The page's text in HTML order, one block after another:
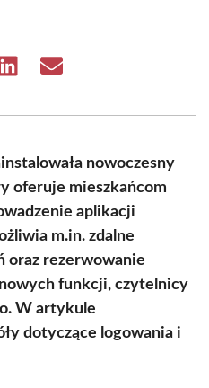
Share Share
nowoczesny
oferuje mieszkańcom
aplikacji
m.in. zdalne
oraz rezerwowanie
funkcji, czytelnicy
W artykule
dotyczące logowania i